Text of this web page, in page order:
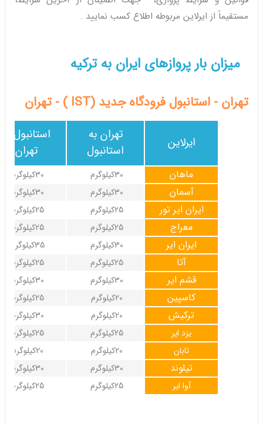
مستقیماً از ایرلاین مربوطه اطلاع کسب نمایید .
میزان بار پروازهای ایران به ترکیه
تهران - استانبول فرودگاه جدید (IST ) - تهران
استانبول به
تهران
تهران به
استانبول
ایرلاین
30کیلوگرم 30کیلوگرم ماهان
30کیلوگرم 30کیلوگرم آسمان
25کیلوگرم 25کیلوگرم ایران ایر تور
25کیلوگرم 25کیلوگرم معراج
35کیلوگرم 30کیلوگرم ایران ایر
25کیلوگرم 25کیلوگرم آتا
30کیلوگرم 30کیلوگرم قشم ایر
25کیلوگرم 20کیلوگرم کاسپین
30کیلوگرم 20کیلوگرم ترکیش
25کیلوگرم 25کیلوگرم
یزد ایر
20کیلوگرم
20کیلوگرم
تابان
30کیلوگرم
30کیلوگرم تیلوند
25کیلوگرم 25کیلوگرم آوا ایر